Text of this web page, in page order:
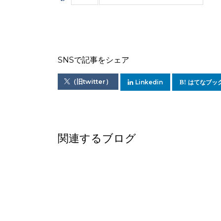
SNSで記事をシェア
（旧twitter） Linkedin はてなブッ
関連するブログ